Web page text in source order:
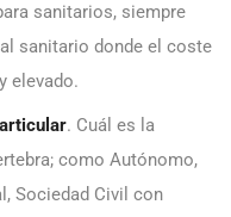
sanitarios, siempre
sanitario donde el coste
elevado.
. Cuál es la
como Autónomo,
Sociedad Civil con